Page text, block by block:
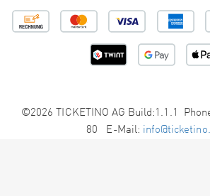
©2026 TICKETINO AG Build:1.1.1
80 E-Mail: